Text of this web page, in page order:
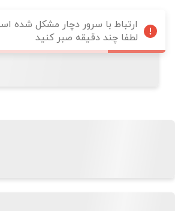
ارتباط با سرور دچار مشکل شده
لطفا چند دقیقه صبر کنید